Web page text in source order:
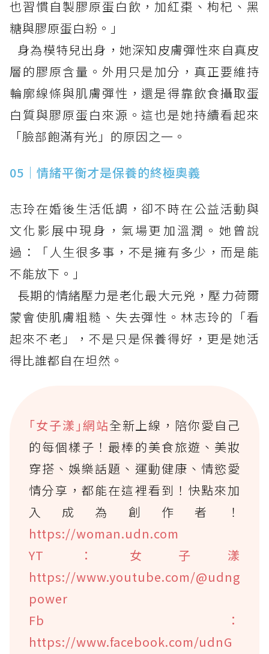
也習慣自製膠原蛋白飲，加紅棗、枸杞、黑
糖與膠原蛋白粉。」
身為模特兒出身，她深知皮膚彈性來自真皮
層的膠原含量。外用只是加分，真正要維持
輪廓線條與肌膚彈性，還是得靠飲食攝取蛋
白質與膠原蛋白來源。這也是她持續看起來
「臉部飽滿有光」的原因之一。
05｜情緒平衡才是保養的終極奧義
志玲在婚後生活低調，卻不時在公益活動與
文化影展中現身，氣場更加溫潤。她曾說
過：「人生很多事，不是擁有多少，而是能
不能放下。」
長期的情緒壓力是老化最大元兇，壓力荷爾
蒙會使肌膚粗糙、失去彈性。林志玲的「看
起來不老」，不是只是保養得好，更是她活
得比誰都自在坦然。
｢女子漾｣網站全新上線，陪你愛自己
的每個樣子！最棒的美食旅遊、美妝
穿搭、娛樂話題、運動健康、情慾愛
情分享，都能在這裡看到！快點來加
入成為創作者！
https://woman.udn.com
YT：女子漾
https://www.youtube.com/@udng
power
Fb：
https://www.facebook.com/udnG